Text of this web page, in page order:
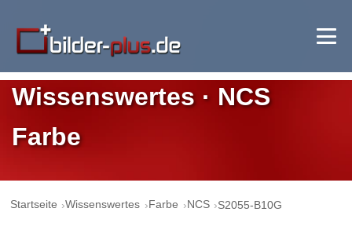
Wissenswertes · NCS
Farbe
Startseite Wissenswertes Farbe NCS S2055-B10G